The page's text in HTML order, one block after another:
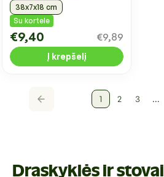
38x7x18 cm
Su kortele
€9,40 €9,89
Į krepšelį
1 2 3 …
Draskyklės ir stovai